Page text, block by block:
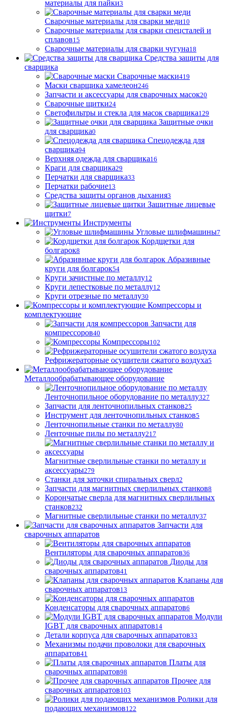
материалы для пайки3
Сварочные материалы для сварки меди10
Сварочные материалы для сварки спецсталей и
сплавов15
Сварочные материалы для сварки чугуна18
Средства защиты для
сварщика
Сварочные маски419
Маски сварщика хамелеон246
Запчасти и аксессуары для сварочных масок20
Сварочные щитки24
Светофильтры и стекла для масок сварщика129
Защитные очки
для сварщика0
Спецодежда для
сварщика94
Верхняя одежда для сварщика16
Краги для сварщика29
Перчатки для сварщика33
Перчатки рабочие13
Средства защиты органов дыхания3
Защитные лицевые
щитки7
Инструменты
Угловые шлифмашины7
Кордщетки для
болгарок8
Абразивные
круги для болгарок54
Круги зачистные по металлу12
Круги лепестковые по металлу12
Круги отрезные по металлу30
Компрессоры и
комплектующие
Запчасти для
компрессоров40
Компрессоры102
Рефрижераторные осушители сжатого воздуха5
Металлообрабатывающее оборудование
Ленточнопильное оборудование по металлу327
Запчасти для ленточнопильных станков25
Инструмент для ленточнопильных станков5
Ленточнопильные станки по металлу80
Ленточные пилы по металлу217
Магнитные сверлильные станки по металлу и
аксессуары279
Станки для заточки спиральных сверл2
Запчасти для магнитных сверлильных станков8
Корончатые сверла для магнитных сверлильных
станков232
Магнитные сверлильные станки по металлу37
Запчасти для
сварочных аппаратов
Вентиляторы для сварочных аппаратов36
Диоды для
сварочных аппаратов41
Клапаны для
сварочных аппаратов13
Конденсаторы для сварочных аппаратов6
Модули
IGBT для сварочных аппаратов14
Детали корпуса для сварочных аппаратов33
Механизмы подачи проволоки для сварочных
аппаратов41
Платы для
сварочных аппаратов98
Прочее для
сварочных аппаратов103
Ролики для
подающих механизмов122